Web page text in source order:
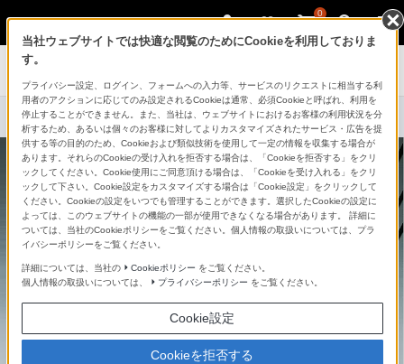
0
AVケーブル
当社ウェブサイトでは快適な閲覧のためにCookieを利用しておりま
す。
プライバシー設定、ログイン、フォームへの入力等、サービスのリクエストに相当する利
用者のアクションに応じてのみ設定されるCookieは通常、必須Cookieと呼ばれ、利用を
停止することができません。また、当社は、ウェブサイトにおけるお客様の利用状況を分
析するため、あるいは個々のお客様に対してよりカスタマイズされたサービス・広告を提
供する等の目的のため、Cookieおよび類似技術を使用して一定の情報を収集する場合が
あります。それらのCookieの受け入れを拒否する場合は、「Cookieを拒否する」をクリ
ックしてください。Cookie使用にご同意頂ける場合は、「Cookieを受け入れる」をクリ
ックして下さい。Cookie設定をカスタマイズする場合は「Cookie設定」をクリックして
ください。Cookieの設定をいつでも管理することができます。選択したCookieの設定に
よっては、このウェブサイトの機能の一部が使用できなくなる場合があります。 詳細に
ついては、当社のCookieポリシーをご覧ください。個人情報の取扱いについては、プラ
イバシーポリシーをご覧ください。
詳細については、当社の Cookieポリシー をご覧ください。
個人情報の取扱いについては、
プライバシーポリシー をご覧ください。
Cookie設定
Cookieを拒否する